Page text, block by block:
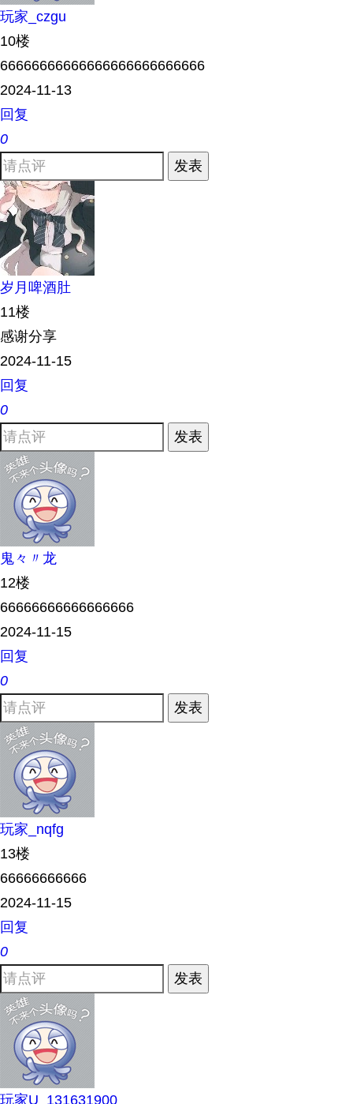
玩家_czgu
10楼
66666666666666666666666666
2024-11-13
回复
0
发表
岁月啤酒肚
11楼
感谢分享
2024-11-15
回复
0
发表
鬼々〃龙
12楼
66666666666666666
2024-11-15
回复
0
发表
玩家_nqfg
13楼
66666666666
2024-11-15
回复
0
发表
玩家U_131631900